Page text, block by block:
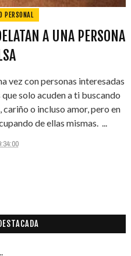
PERSONAL
A UNA PERSONA
vez con personas interesadas
solo acuden a ti buscando
o incluso amor, pero en
de ellas mismas. ...